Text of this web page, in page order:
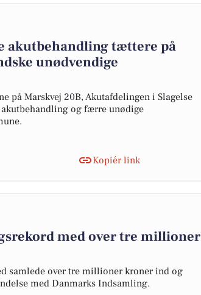
akutbehandling tættere på
unødvendige
på Marskvej 20B, Akutafdelingen i Slagelse
og færre unødige
Kopiér link
med over tre millioner
samlede over tre millioner kroner ind og
med Danmarks Indsamling.